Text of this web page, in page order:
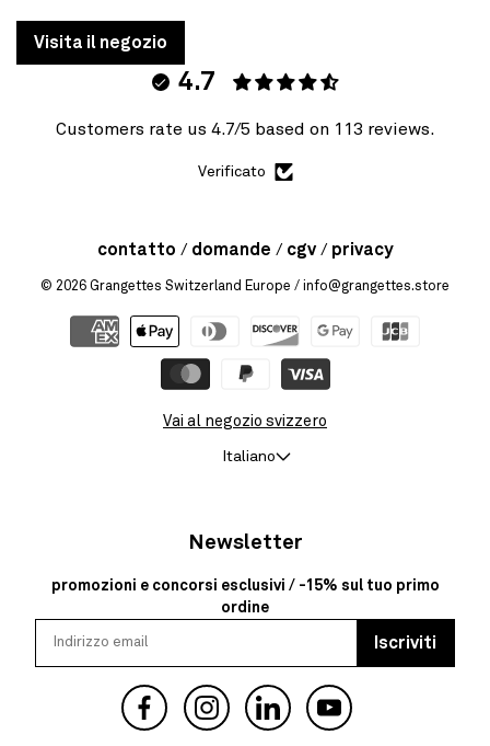
Visita il negozio
4.7
Customers rate us 4.7/5 based on 113 reviews.
Verificato
contatto domande cgv privacy
© 2026 Grangettes Switzerland Europe / info@grangettes.store
Vai al negozio svizzero
Italiano
Newsletter
promozioni e concorsi esclusivi / -15% sul tuo primo
ordine
Iscriviti
FacebookInstagram YouTube